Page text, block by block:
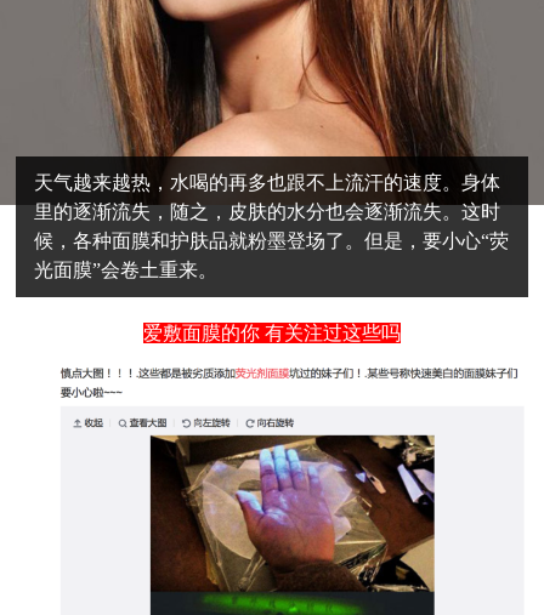
天气越来越热，水喝的再多也跟不上流汗的速度。身体
里的逐渐流失，随之，皮肤的水分也会逐渐流失。这时
候，各种面膜和护肤品就粉墨登场了。但是，要小心“荧
光面膜”会卷土重来。
爱敷面膜的你 有关注过这些吗